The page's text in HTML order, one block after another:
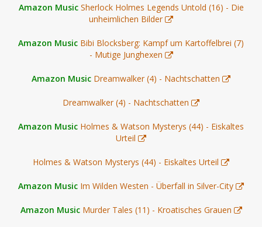
Amazon Music Sherlock Holmes Legends Untold (16) - Die
unheimlichen Bilder
Amazon Music Bibi Blocksberg: Kampf um Kartoffelbrei (7)
- Mutige Junghexen
Amazon Music Dreamwalker (4) - Nachtschatten
Dreamwalker (4) - Nachtschatten
Amazon Music Holmes & Watson Mysterys (44) - Eiskaltes
Urteil
Holmes & Watson Mysterys (44) - Eiskaltes Urteil
Amazon Music Im Wilden Westen - Überfall in Silver-City
Amazon Music Murder Tales (11) - Kroatisches Grauen